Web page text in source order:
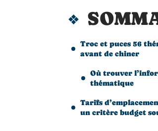
Troc et puces 56
avant de chiner
Où trouver
thématique
Tarifs
un critère budget